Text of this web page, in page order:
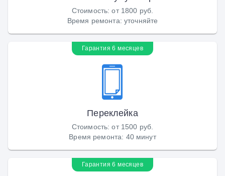
Стоимость:от 1800 руб.
Время ремонта: уточняйте
Гарантия 6 месяцев
Переклейка
Стоимость:от 1500 руб.
Время ремонта: 40 минут
Гарантия 6 месяцев